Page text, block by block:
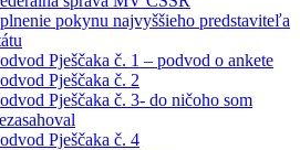
pokynu najvyššieho predstaviteľa
Pješčaka č. 1 – podvod o ankete
Pješčaka č. 2
Pješčaka č. 3- do ničoho som
Pješčaka č. 4